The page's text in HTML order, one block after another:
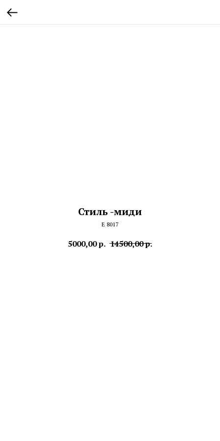
Стиль -миди
Е 8017
5000,00р. 14500,00р.